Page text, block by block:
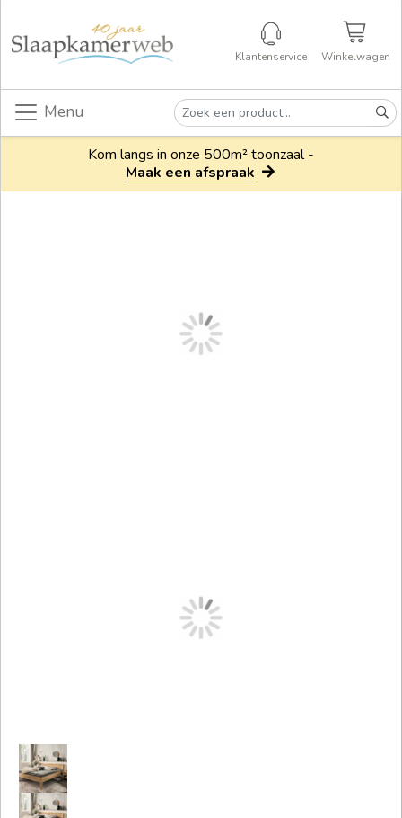
Klantenservice Winkelwagen
Menu
Kom langs in onze 500m² toonzaal -
Maak een afspraak